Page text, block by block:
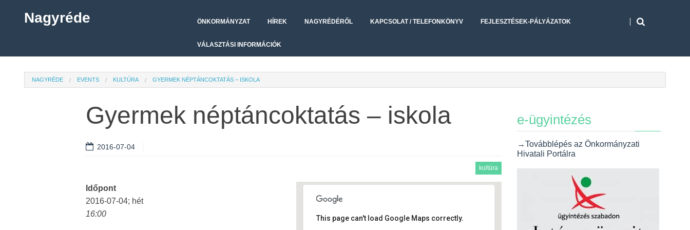
Nagyréde ÖNKORMÁNYZAT HÍREK NAGYRÉDÉRŐL KAPCSOLAT / TELEFONKÖNYV FEJLESZTÉSEK-PÁLYÁZATOK
VÁLASZTÁSI INFORMÁCIÓK
NAGYRÉDE EVENTS KULTÚRA GYERMEK NÉPTÁNCOKTATÁS – ISKOLA
Gyermek néptáncoktatás – iskola
2016-07-04
kultúra
Művelődési ház
This page can't load Google Maps correctly.
Időpont
2016-07-04; hét
16:00
e-ügyintézés
→Továbblépés az Önkormányzati
Hivatali Portálra